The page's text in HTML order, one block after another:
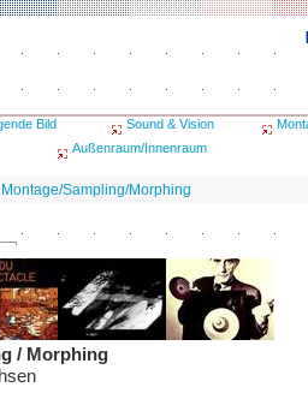
Bild Sound & Vision
Außenraum/Innenraum
Montage/Sampling/Morphing
/ Morphing